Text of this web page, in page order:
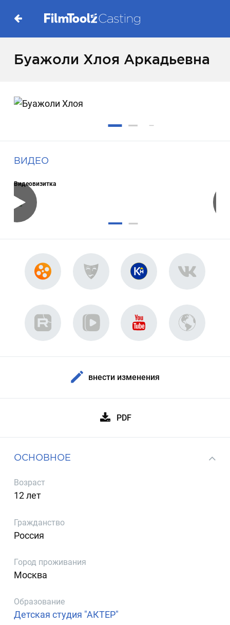
Буажоли Хлоя Аркадьевна
ВИДЕО
Видеовизитка
внести изменения
PDF
ОСНОВНОЕ
Возраст
12 лет
Гражданство
Россия
Город проживания
Москва
Образование
Детская студия "АКТЕР"